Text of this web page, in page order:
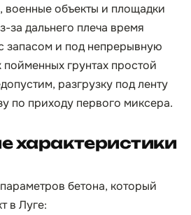
объекты и площадки
за дальнего плеча время
запасом и под непрерывную
грунтах простой
разгрузку под ленту
по приходу первого миксера.
характеристики
бетона, который
в Луге: